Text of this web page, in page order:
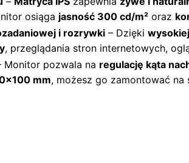
osiąga jasność 300 cd/m² oraz
i rozrywki – Dzięki
, przeglądania stron internetowych,
Monitor pozwala na regulację kąta
mm, możesz go zamontować na